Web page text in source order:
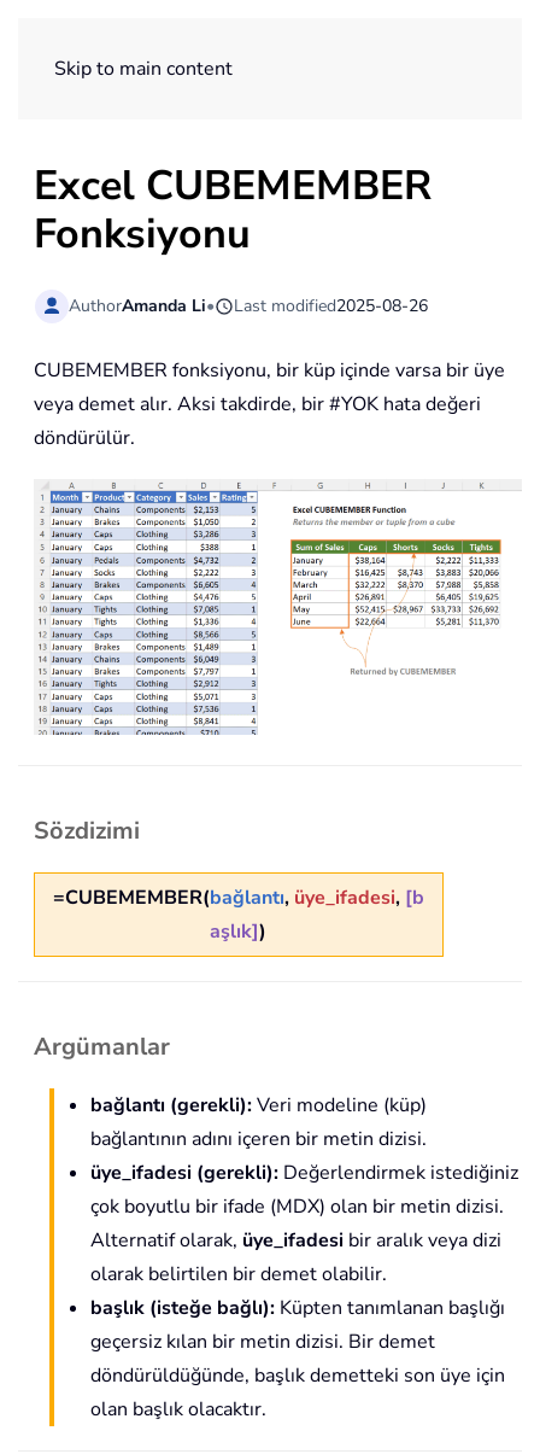
Skip to main content
Excel CUBEMEMBER
Fonksiyonu
AuthorAmanda Li• Last modified2025-08-26
CUBEMEMBER fonksiyonu, bir küp içinde varsa bir üye
veya demet alır. Aksi takdirde, bir #YOK hata değeri
döndürülür.
Sözdizimi
=CUBEMEMBER(bağlantı, üye_ifadesi, [b
aşlık])
Argümanlar
bağlantı (gerekli):Veri modeline (küp)
bağlantının adını içeren bir metin dizisi.
üye_ifadesi (gerekli): Değerlendirmek istediğiniz
çok boyutlu bir ifade (MDX) olan bir metin dizisi.
Alternatif olarak, üye_ifadesi bir aralık veya dizi
olarak belirtilen bir demet olabilir.
başlık (isteğe bağlı): Küpten tanımlanan başlığı
geçersiz kılan bir metin dizisi. Bir demet
döndürüldüğünde, başlık demetteki son üye için
olan başlık olacaktır.